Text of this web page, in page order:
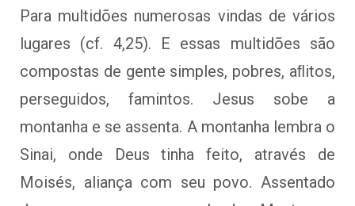
Para multidões numerosas vindas de vários
lugares (cf. 4,25). E essas multidões são
compostas de gente simples, pobres, aﬂitos,
perseguidos, famintos. Jesus sobe a
montanha e se assenta. A montanha lembra o
Sinai, onde Deus tinha feito, através de
Moisés, aliança com seu povo. Assentado